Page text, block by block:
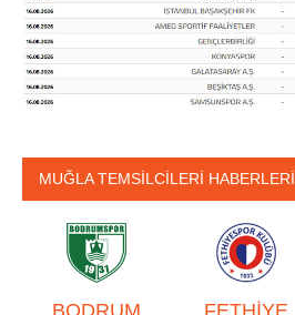
MUĞLA TEMSİLCİLERİ HABERLERİ